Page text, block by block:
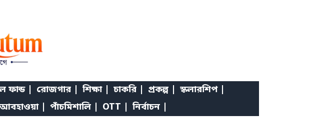
ফান্ড | রোজগার | শিক্ষা | চাকরি | প্রকল্প |
স্কলারশিপ |
আবহাওয়া | পাঁচমিশালি | OTT | নির্বাচন |